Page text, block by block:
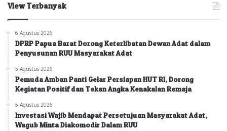
View Terbanyak
6 Agustus 2026
DPRP Papua Barat Dorong Keterlibatan Dewan Adat dalam
Penyusunan RUU Masyarakat Adat
5 Agustus 2026
Pemuda Amban Panti Gelar Persiapan HUT RI, Dorong
Kegiatan Positif dan Tekan Angka Kenakalan Remaja
5 Agustus 2026
Investasi Wajib Mendapat Persetujuan Masyarakat Adat,
Wagub Minta Diakomodir Dalam RUU